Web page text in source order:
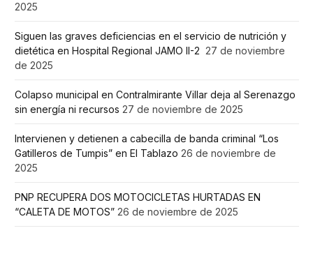
2025
Siguen las graves deficiencias en el servicio de nutrición y
dietética en Hospital Regional JAMO II-2 27 de noviembre
de 2025
Colapso municipal en Contralmirante Villar deja al Serenazgo
sin energía ni recursos 27 de noviembre de 2025
Intervienen y detienen a cabecilla de banda criminal “Los
Gatilleros de Tumpis” en El Tablazo 26 de noviembre de
2025
PNP RECUPERA DOS MOTOCICLETAS HURTADAS EN
“CALETA DE MOTOS” 26 de noviembre de 2025